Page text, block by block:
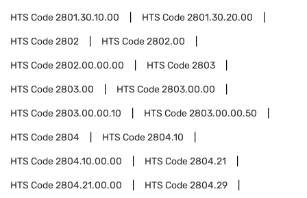
HTS Code2801.30.10.00 HTS Code2801.30.20.00
HTS Code2802 HTS Code2802.00
HTS Code2802.00.00.00 HTS Code2803
HTS Code2803.00 HTS Code2803.00.00
HTS Code2803.00.00.10 HTS Code2803.00.00.50
HTS Code2804 HTS Code2804.10
HTS Code2804.10.00.00 HTS Code2804.21
HTS Code2804.21.00.00 HTS Code2804.29